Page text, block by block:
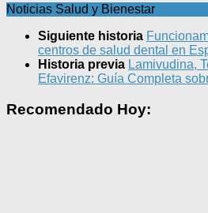
Noticias Salud y Bienestar
Siguiente historia
centros de salud dental en
Historia previa Lamivudina,
Efavirenz: Guía Completa
Recomendado Hoy: